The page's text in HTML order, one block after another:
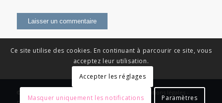
© Copyright - News Nouvelle Acropole - 2023 - Mentions légales -
Ce site utilise des cookies. En continuant à parcourir ce site, vous
acceptez leur utilisation.
Accepter les réglages
Masquer uniquement les notifications Paramètres